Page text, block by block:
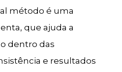
método é uma
que ajuda a
dentro das
e resultados